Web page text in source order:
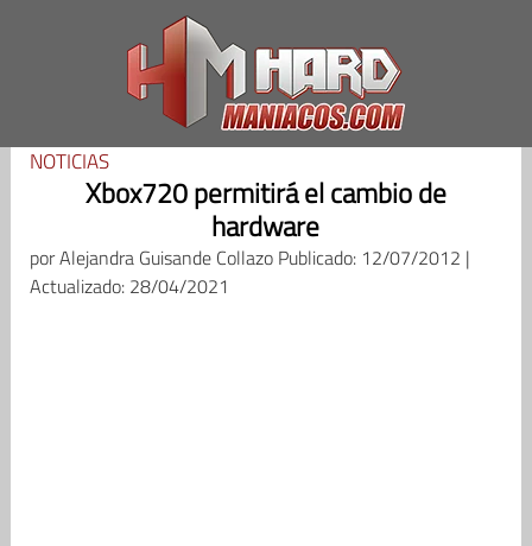
NOTICIAS
Xbox720 permitirá el cambio de
hardware
porAlejandra Guisande Collazo Publicado: 12/07/2012 |
Actualizado: 28/04/2021